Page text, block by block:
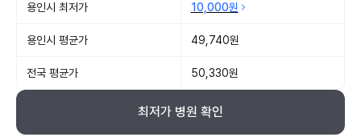
용인시 최저가 10,000원
용인시 평균가 49,740원
전국 평균가 50,330원
최저가 병원 확인